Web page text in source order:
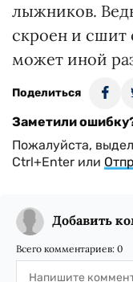
лыжников.
скроен и сшит
может иной
Поделиться
Заметили
Пожалуйста,
Ctrl+Enter или
Добавить
Всего комментариев: 0